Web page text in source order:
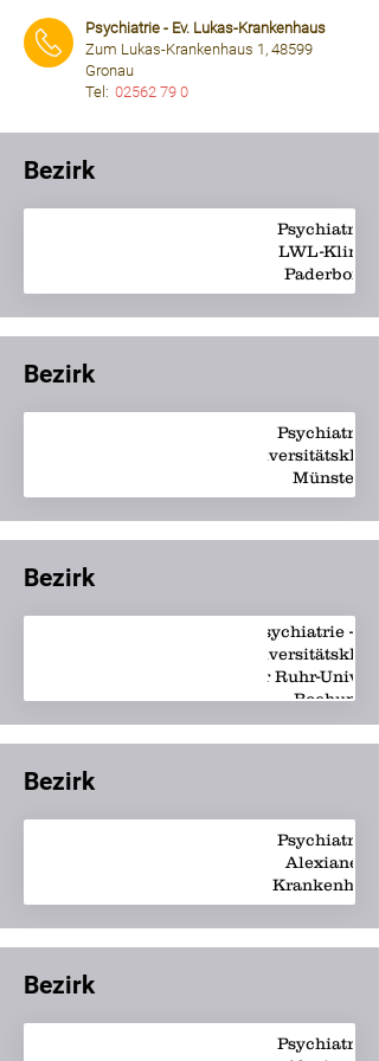
Psychiatrie - Ev. Lukas-Krankenhaus
Zum Lukas-Krankenhaus 1, 48599
Gronau
Tel: 02562 79 0
Bezirk
Psychiatrie -
LWL-Klinik
Paderborn
Bezirk
Psychiatrie -
Münster
Bezirk
Psychiatrie -
der Ruhr-
Bochum
Bezirk
Psychiatrie -
Alexianer-
Krankenhaus
Bezirk
Psychiatrie -